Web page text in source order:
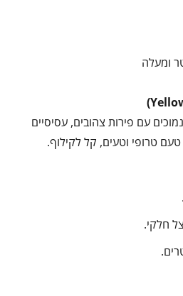
עם פירות צהובים, עסיסיים
טרופי וטעים, קל לקילוף.
חלקי.